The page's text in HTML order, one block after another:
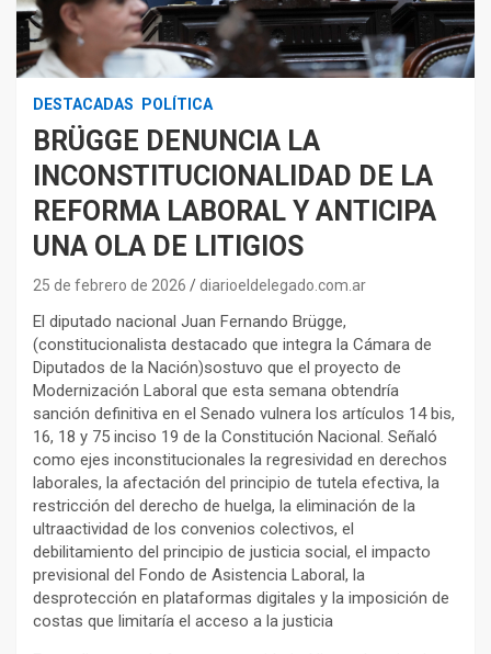
DESTACADAS POLÍTICA
BRÜGGE DENUNCIA LA
INCONSTITUCIONALIDAD DE LA
REFORMA LABORAL Y ANTICIPA
UNA OLA DE LITIGIOS
25 de febrero de 2026 diarioeldelegado.com.ar
El diputado nacional Juan Fernando Brügge,
(constitucionalista destacado que integra la Cámara de
Diputados de la Nación)sostuvo que el proyecto de
Modernización Laboral que esta semana obtendría
sanción definitiva en el Senado vulnera los artículos 14 bis,
16, 18 y 75 inciso 19 de la Constitución Nacional. Señaló
como ejes inconstitucionales la regresividad en derechos
laborales, la afectación del principio de tutela efectiva, la
restricción del derecho de huelga, la eliminación de la
ultraactividad de los convenios colectivos, el
debilitamiento del principio de justicia social, el impacto
previsional del Fondo de Asistencia Laboral, la
desprotección en plataformas digitales y la imposición de
costas que limitaría el acceso a la justicia